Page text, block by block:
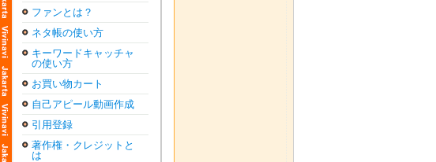
ファンとは？
ネタ帳の使い方
キーワードキャッチャ
の使い方
お買い物カート
自己アピール動画作成
引用登録
著作権・クレジットと
は